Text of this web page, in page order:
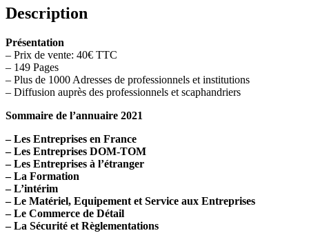
Description
Présentation
– Prix de vente: 40€ TTC
– 149 Pages
– Plus de 1000 Adresses de professionnels et institutions
– Diffusion auprès des professionnels et scaphandriers
Sommaire de l’annuaire 2021
– Les Entreprises en France
– Les Entreprises DOM-TOM
– Les Entreprises à l’étranger
– La Formation
– L’intérim
– Le Matériel, Equipement et Service aux Entreprises
– Le Commerce de Détail
– La Sécurité et Règlementations